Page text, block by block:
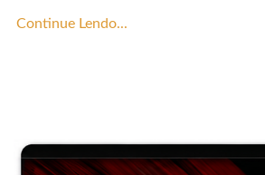
Continue Lendo...